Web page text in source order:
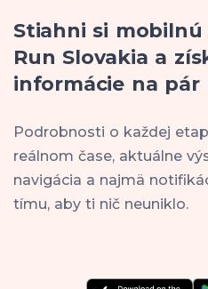
Stiahni si
Run Slovakia a
informácie na pár
Podrobnosti o každej
reálnom čase, aktuálne
navigácia a najmä
tímu, aby ti nič neuniklo.